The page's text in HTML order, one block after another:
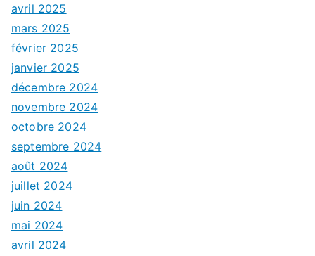
avril 2025
mars 2025
février 2025
janvier 2025
décembre 2024
novembre 2024
octobre 2024
septembre 2024
août 2024
juillet 2024
juin 2024
mai 2024
avril 2024